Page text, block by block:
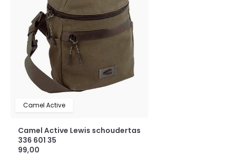
Camel Active
Camel Active Lewis schoudertas
336 601 35
99,00